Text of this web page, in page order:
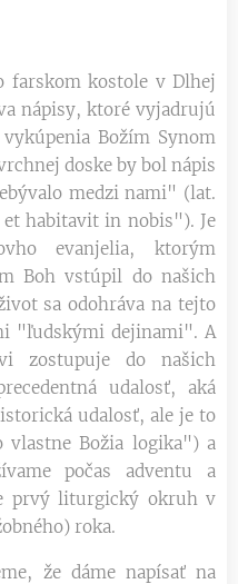
farskom kostole v Dlhej
nápisy, ktoré vyjadrujú
Božím Synom
doske by bol nápis
medzi nami" (lat.
habitavit in nobis"). Je
evanjelia, ktorým
Boh vstúpil do našich
sa odohráva na tejto
"ľudskými dejinami". A
zostupuje do našich
udalosť, aká
udalosť, ale je to
Božia logika") a
počas adventu a
prvý liturgický okruh v
roka.
že dáme napísať na